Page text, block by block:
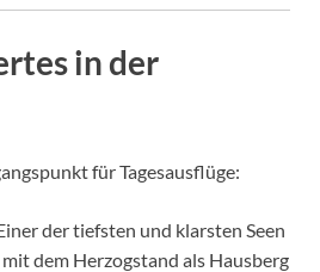
in der
für Tagesausflüge:
der tiefsten und klarsten Seen
dem Herzogstand als Hausberg